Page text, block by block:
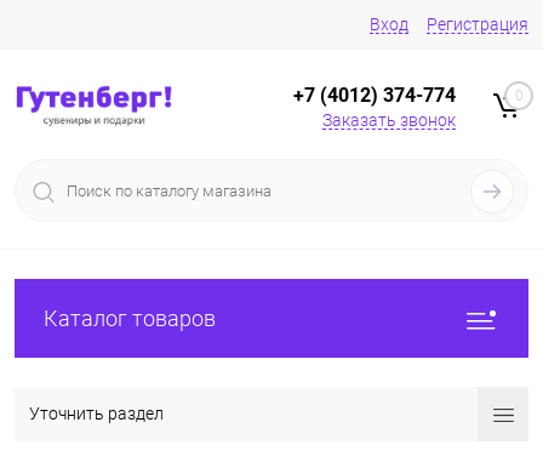
Вход Регистрация
+7 (4012) 374-774
Заказать звонок
0
Каталог товаров
Уточнить раздел